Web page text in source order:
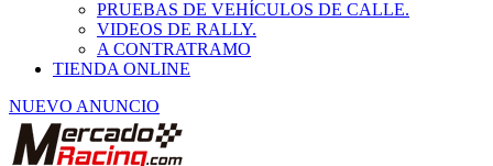
PRUEBAS DE VEHÍCULOS DE CALLE.
VIDEOS DE RALLY.
A CONTRATRAMO
TIENDA ONLINE
NUEVO ANUNCIO